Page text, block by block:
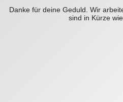
Danke für deine Geduld. Wir
sind in Kürze